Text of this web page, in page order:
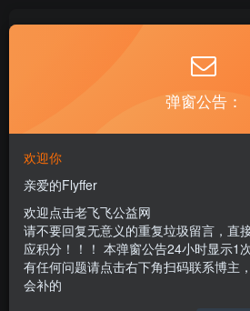
弄，下面简单的说下教程
如何注册账号
1.飞飞网页版是可以不注册账号，直
建一个角色就可以
弹窗公告：
欢迎你
亲爱的Flyffer
欢迎点击老飞飞公益网
请不要回复无意义的重复垃圾留言，直
应积分！！！ 本弹窗公告24小时显示1
有任何问题请点击右下角扫码联系博主
会补的